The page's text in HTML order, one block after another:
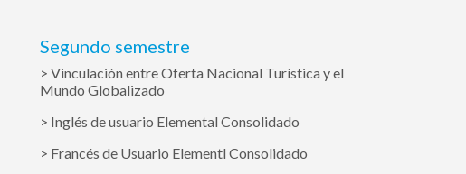
Segundo semestre
> Vinculación entre Oferta Nacional Turística y el
Mundo Globalizado
> Inglés de usuario Elemental Consolidado
> Francés de Usuario Elementl Consolidado